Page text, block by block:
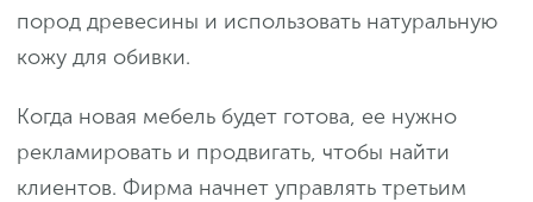
пород древесины и использовать натуральную
кожу для обивки.
Когда новая мебель будет готова, ее нужно
рекламировать и продвигать, чтобы найти
клиентов. Фирма начнет управлять третьим